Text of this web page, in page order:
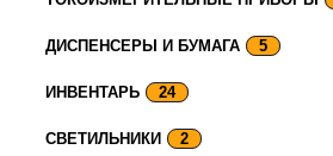
ДИСПЕНСЕРЫ И БУМАГА 5
ИНВЕНТАРЬ 24
СВЕТИЛЬНИКИ 2